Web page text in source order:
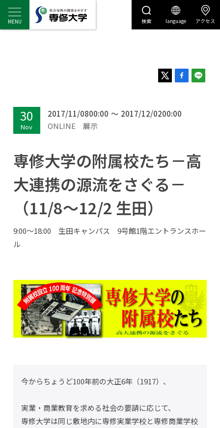
検索 language アクセス
センディナビ センディナビTOP
30
Nov
2017/11/0800:00 ～ 2017/12/0200:00
ONLINE
展示
専修大学の附属校たち－高
大連携の源流をさぐる－
（11/8～12/2 生田）
9:00～18:00 生田キャンパス 9号館1階エントランスホー
ル
今からちょうど100年前の大正6年（1917）、
実業・商業教育を求める社会の要請に応じて、
専修大学は同じ敷地内に専修実業学校と専修商業学校